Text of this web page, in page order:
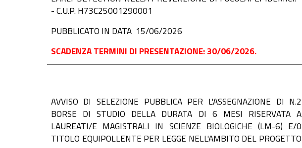
- C.U.P. H73C25001290001
PUBBLICATO IN DATA 15/06/2026
SCADENZA TERMINI DI PRESENTAZIONE: 30/06/2026.
AVVISO DI SELEZIONE PUBBLICA PER L'ASSEGNAZIONE DI N.2
BORSE DI STUDIO DELLA DURATA DI 6 MESI RISERVATA A
LAUREATI/E MAGISTRALI IN SCIENZE BIOLOGICHE (LM-6) E/0
TITOLO EQUIPOLLENTE PER LEGGE NELL'AMBITO DEL PROGETTO